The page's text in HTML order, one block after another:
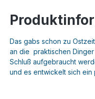
Das gabs schon zu
an die praktischen Dinger
Schluß aufgebraucht
und es entwickelt sich ein